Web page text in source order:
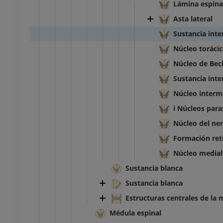
Lámina
Asta lateral
Sustancia
Núcleo
Núcleo de
Sustancia
Núcleo
i Núcleos
Núcleo del
Formación
Núcleo
Sustancia blanca
Sustancia blanca
Estructuras centrales de la
Médula espinal
Radiografías del miembro
Radiografía
Miembro inferior
TC del tobillo y del pie